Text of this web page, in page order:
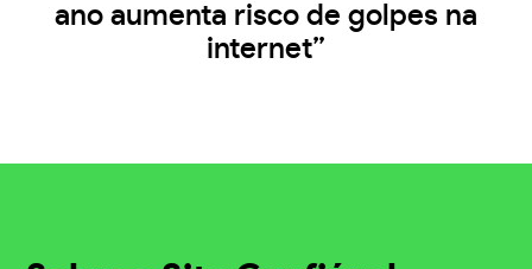
ano aumenta risco de golpes na
internet”